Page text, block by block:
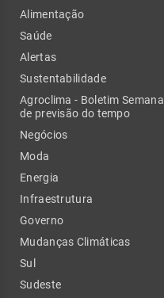
Alimentação
Saúde
Alertas
Sustentabilidade
Agroclima - Boletim Semanal
de previsão do tempo
Negócios
Moda
Energia
Infraestrutura
Governo
Mudanças Climáticas
Sul
Sudeste